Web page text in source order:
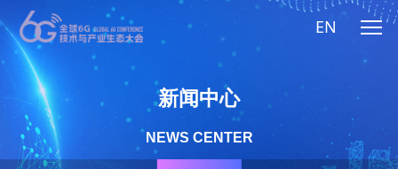
EN
新闻中心
NEWS CENTER